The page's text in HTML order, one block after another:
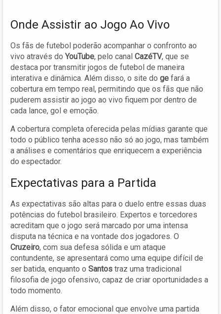
Onde Assistir ao Jogo Ao Vivo
Os fãs de futebol poderão acompanhar o confronto ao
vivo através doYouTube, pelo canal CazéTV, que se
destaca por transmitir jogos de futebol de maneira
interativa e dinâmica. Além disso, o site do ge fará a
cobertura em tempo real, permitindo que os fãs que não
puderem assistir ao jogo ao vivo fiquem por dentro de
cada lance, gol e emoção.
A cobertura completa oferecida pelas mídias garante que
todo o público tenha acesso não só ao jogo, mas também
a análises e comentários que enriquecem a experiência
do espectador.
Expectativas para a Partida
As expectativas são altas para o duelo entre essas duas
potências do futebol brasileiro. Expertos e torcedores
acreditam que o jogo será marcado por uma intensa
disputa na técnica e na vontade dos jogadores. O
Cruzeiro, com sua defesa sólida e um ataque
contundente, se apresentará como uma equipe difícil de
ser batida, enquanto o Santos traz uma tradicional
filosofia de jogo ofensivo, capaz de criar oportunidades a
todo momento.
Além disso, o fator emocional que envolve uma partida